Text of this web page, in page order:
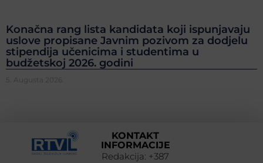
Konačna rang lista kandidata koji ispunjavaju
uslove propisane Javnim pozivom za dodjelu
stipendija učenicima i studentima u
budžetskoj 2026. godini
5. Augusta 2026.
KONTAKT
INFORMACIJE
Redakcija: +387